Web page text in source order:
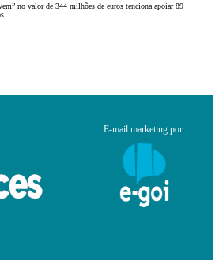
no valor de 344 milhões de euros tenciona apoiar 89
E-mail marketing por: